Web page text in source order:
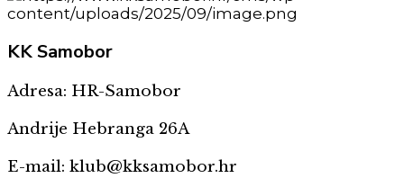
KKSamobor
Adresa: HR-Samobor
Andrije Hebranga 26A
E-mail: klub@kksamobor.hr